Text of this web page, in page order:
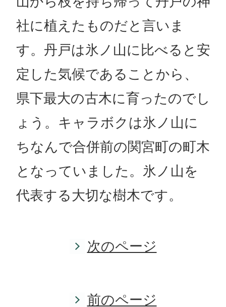
社に植えたものだと言いま
す。丹戸は氷ノ山に比べると安
定した気候であることから、
県下最大の古木に育ったのでし
ょう。キャラボクは氷ノ山に
ちなんで合併前の関宮町の町木
となっていました。氷ノ山を
代表する大切な樹木です。
次のページ
前のページ